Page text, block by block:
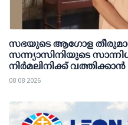
സഭയുടെ ആഗോള
സന്ന്യാസിനിയുടെ
നിർമലിനിക്ക്
08 08 2026